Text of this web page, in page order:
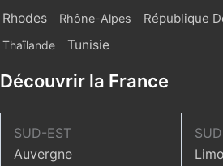
Rhodes Rhône-Alpes République
Thaïlande Tunisie
Découvrir la France
SUD-EST
Auvergne